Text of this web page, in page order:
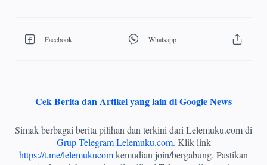
Cek Berita dan Artikel yang lain di Google News
Simak berbagai berita pilihan dan terkini dari Lelemuku.com di
Grup Telegram Lelemuku.com. Klik link
https://t.me/lelemukucomkemudian join/bergabung. Pastikan